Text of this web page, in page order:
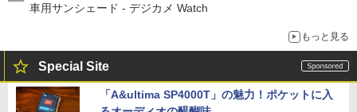
車用サンシェード - デジカメ Watch
もっと見る
Special Site
「A&ultima SP4000T」の魅力！ポケットに入